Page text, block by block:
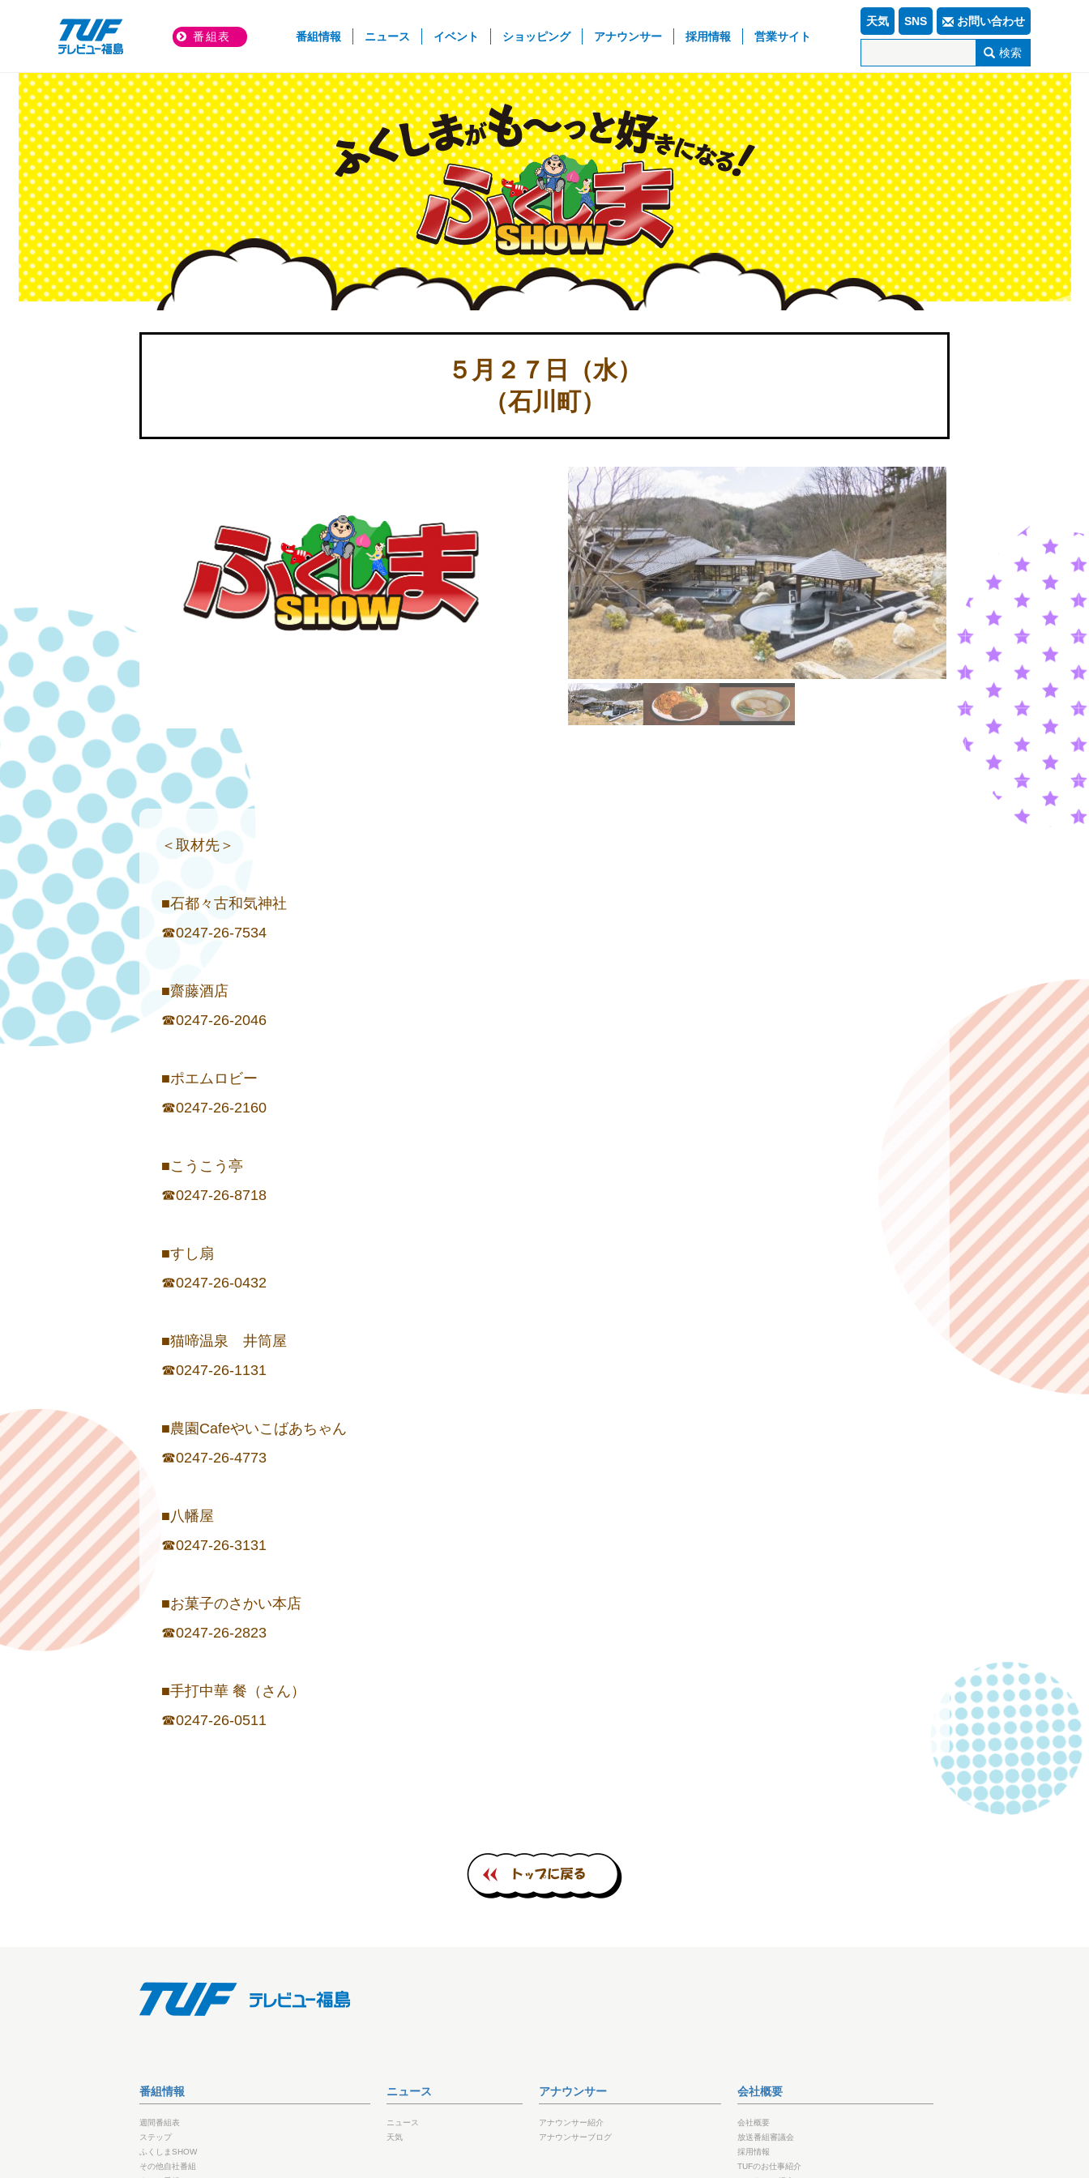
番組情報 (current)
ニュース イベント ショッピング アナウンサー 採用情報 営業サイト
番組表
天気 SNS お問い合わせ
検索
５月２７日（水）
（石川町）
＜取材先＞
■石都々古和気神社
☎0247-26-7534
■齋藤酒店
☎0247-26-2046
■ポエムロビー
☎0247-26-2160
■こうこう亭
☎0247-26-8718
■すし扇
☎0247-26-0432
■猫啼温泉 井筒屋
☎0247-26-1131
■農園Cafeやいこばあちゃん
☎0247-26-4773
■八幡屋
☎0247-26-3131
■お菓子のさかい本店
☎0247-26-2823
■手打中華 餐（さん）
☎0247-26-0511
番組情報
週間番組表
ステップ
ふくしまSHOW
その他自社番組
ニュース
ニュース
天気
アナウンサー
アナウンサー紹介
アナウンサーブログ
会社概要
会社概要
放送番組審議会
採用情報
TUFのお仕事紹介